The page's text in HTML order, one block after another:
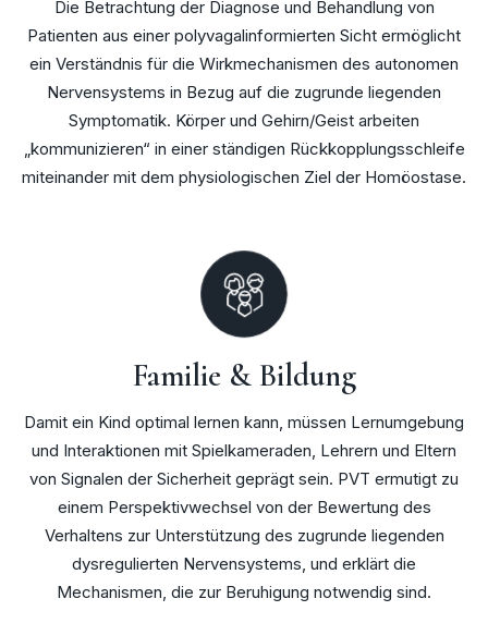
Die Betrachtung der Diagnose und Behandlung von
Patienten aus einer polyvagalinformierten Sicht ermöglicht
ein Verständnis für die Wirkmechanismen des autonomen
Nervensystems in Bezug auf die zugrunde liegenden
Symptomatik. Körper und Gehirn/Geist arbeiten
„kommunizieren“ in einer ständigen Rückkopplungsschleife
miteinander mit dem physiologischen Ziel der Homöostase.
Familie & Bildung
Damit ein Kind optimal lernen kann, müssen Lernumgebung
und Interaktionen mit Spielkameraden, Lehrern und Eltern
von Signalen der Sicherheit geprägt sein. PVT ermutigt zu
einem Perspektivwechsel von der Bewertung des
Verhaltens zur Unterstützung des zugrunde liegenden
dysregulierten Nervensystems, und erklärt die
Mechanismen, die zur Beruhigung notwendig sind.